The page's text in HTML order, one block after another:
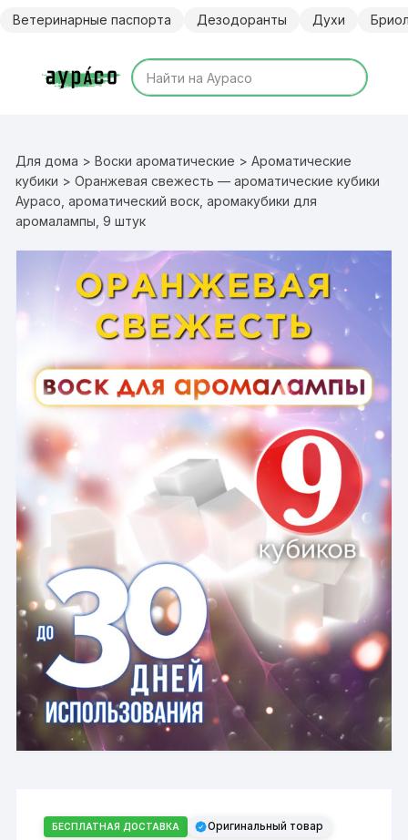
Ветеринарные паспорта Дезодоранты Духи
Для дома >Воски ароматические >Ароматические
кубики > Оранжевая свежесть — ароматические кубики
Аурасо, ароматический воск, аромакубики для
аромалампы, 9 штук
БЕСПЛАТНАЯ ДОСТАВКА Оригинальный товар